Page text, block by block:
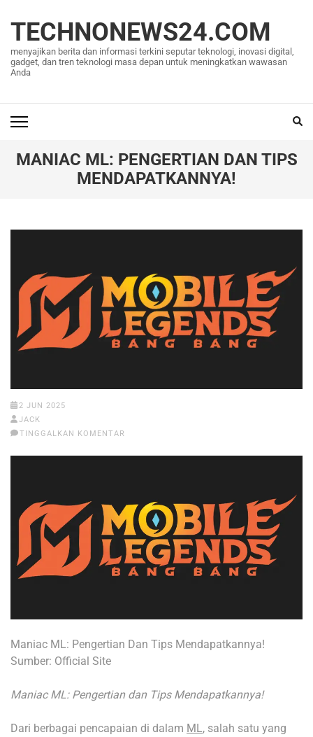
konten
(Tekan
Enter)
TECHNONEWS24.COM
menyajikan berita dan informasi terkini seputar teknologi, inovasi digital,
gadget, dan tren teknologi masa depan untuk meningkatkan wawasan
Anda
MANIAC ML: PENGERTIAN DAN TIPS
MENDAPATKANNYA!
2 JUN 2025
JACK
TINGGALKAN KOMENTAR
Maniac ML: Pengertian Dan Tips Mendapatkannya!
Sumber: Official Site
Maniac ML: Pengertian dan Tips Mendapatkannya!
Dari berbagai pencapaian di dalam ML, salah satu yang